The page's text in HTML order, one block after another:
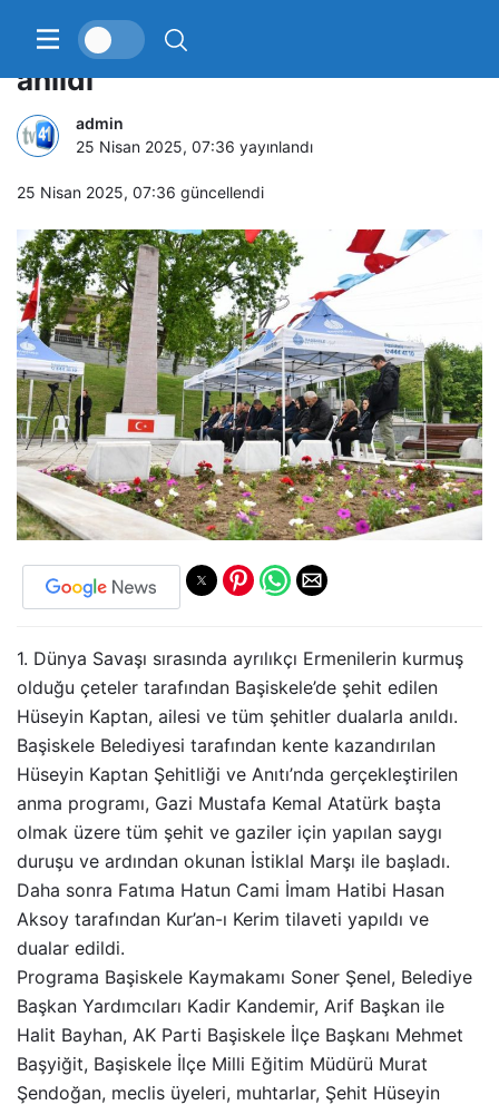
Şehit Hüseyin Kaptan dualarla
anıldı
admin
25 Nisan 2025, 07:36 yayınlandı
25 Nisan 2025, 07:36 güncellendi
1. Dünya Savaşı sırasında ayrılıkçı Ermenilerin kurmuş
olduğu çeteler tarafından Başiskele’de şehit edilen
Hüseyin Kaptan, ailesi ve tüm şehitler dualarla anıldı.
Başiskele Belediyesi tarafından kente kazandırılan
Hüseyin Kaptan Şehitliği ve Anıtı’nda gerçekleştirilen
anma programı, Gazi Mustafa Kemal Atatürk başta
olmak üzere tüm şehit ve gaziler için yapılan saygı
duruşu ve ardından okunan İstiklal Marşı ile başladı.
Daha sonra Fatıma Hatun Cami İmam Hatibi Hasan
Aksoy tarafından Kur’an-ı Kerim tilaveti yapıldı ve
dualar edildi.
Programa Başiskele Kaymakamı Soner Şenel, Belediye
Başkan Yardımcıları Kadir Kandemir, Arif Başkan ile
Halit Bayhan, AK Parti Başiskele İlçe Başkanı Mehmet
Başyiğit, Başiskele İlçe Milli Eğitim Müdürü Murat
Şendoğan, meclis üyeleri, muhtarlar, Şehit Hüseyin